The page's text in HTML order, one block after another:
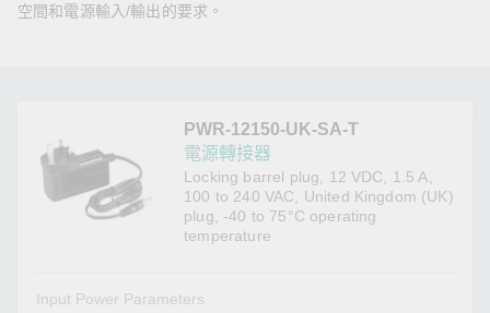
Moxa
空間和電源輸入/輸出的要求。
PWR-12150-UK-SA-T
電源轉接器
Locking barrel plug, 12 VDC, 1.5 A,
100 to 240 VAC, United Kingdom (UK)
plug, -40 to 75°C operating
temperature
Input Power Parameters